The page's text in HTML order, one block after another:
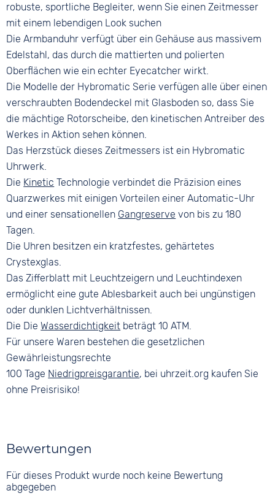
Bandschließe
Sicherheits-Faltschließe
robuste, sportliche Begleiter, wenn Sie einen Zeitmesser
mit einem lebendigen Look suchen
Die Armbanduhr verfügt über ein Gehäuse aus massivem
Edelstahl, das durch die mattierten und polierten
Oberflächen wie ein echter Eyecatcher wirkt.
Die Modelle der Hybromatic Serie verfügen alle über einen
verschraubten Bodendeckel mit Glasboden so, dass Sie
die mächtige Rotorscheibe, den kinetischen Antreiber des
Werkes in Aktion sehen können.
Das Herzstück dieses Zeitmessers ist ein Hybromatic
Uhrwerk.
Die Kinetic Technologie verbindet die Präzision eines
Quarzwerkes mit einigen Vorteilen einer Automatic-Uhr
und einer sensationellen Gangreserve von bis zu 180
Tagen.
Die Uhren besitzen ein kratzfestes, gehärtetes
Crystexglas.
Das Zifferblatt mit Leuchtzeigern und Leuchtindexen
ermöglicht eine gute Ablesbarkeit auch bei ungünstigen
oder dunklen Lichtverhältnissen.
Die DieWasserdichtigkeit beträgt 10 ATM.
Für unsere Waren bestehen die gesetzlichen
Gewährleistungsrechte
100 Tage Niedrigpreisgarantie, bei uhrzeit.org kaufen Sie
ohne Preisrisiko!
Bewertungen
Für dieses Produkt wurde noch keine Bewertung
abgegeben